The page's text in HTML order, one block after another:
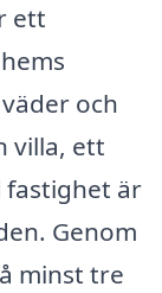
ett
och
villa, ett
fastighet är
Genom
minst tre